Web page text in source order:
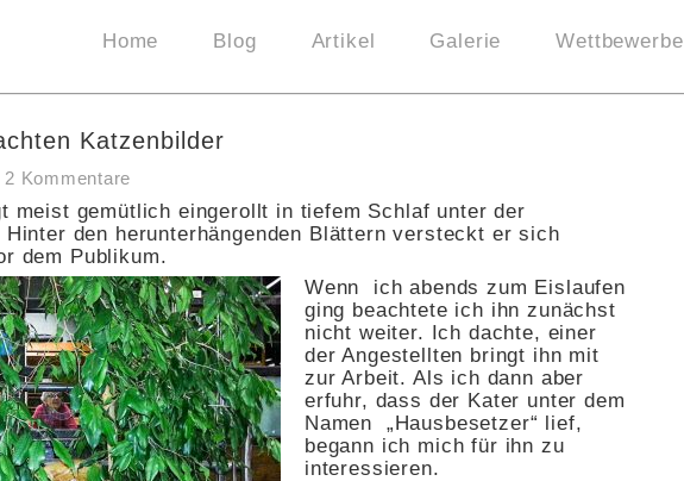
Home Blog Artikel Galerie Wettbewerbe
Katzenbilder
2 Kommentare
meist gemütlich eingerollt in tiefem Schlaf unter der
Hinter den herunterhängenden Blättern versteckt er sich
dem Publikum.
Wenn ich abends zum Eislaufen
ging beachtete ich ihn zunächst
nicht weiter. Ich dachte, einer
der Angestellten bringt ihn mit
zur Arbeit. Als ich dann aber
erfuhr, dass der Kater unter dem
Namen „Hausbesetzer“ lief,
begann ich mich für ihn zu
interessieren.